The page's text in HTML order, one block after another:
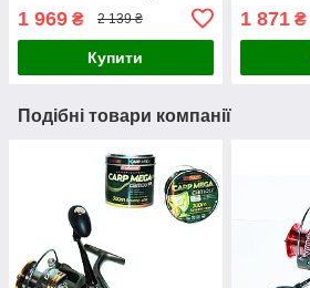
1 969 ₴ 2 139 ₴
Купити
1 871₴
Подібні товари компанії